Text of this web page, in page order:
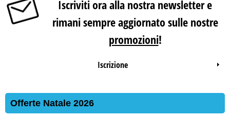
Iscriviti ora alla nostra newsletter e
rimani sempre aggiornato sulle nostre
promozioni!
Iscrizione
Offerte Natale 2026